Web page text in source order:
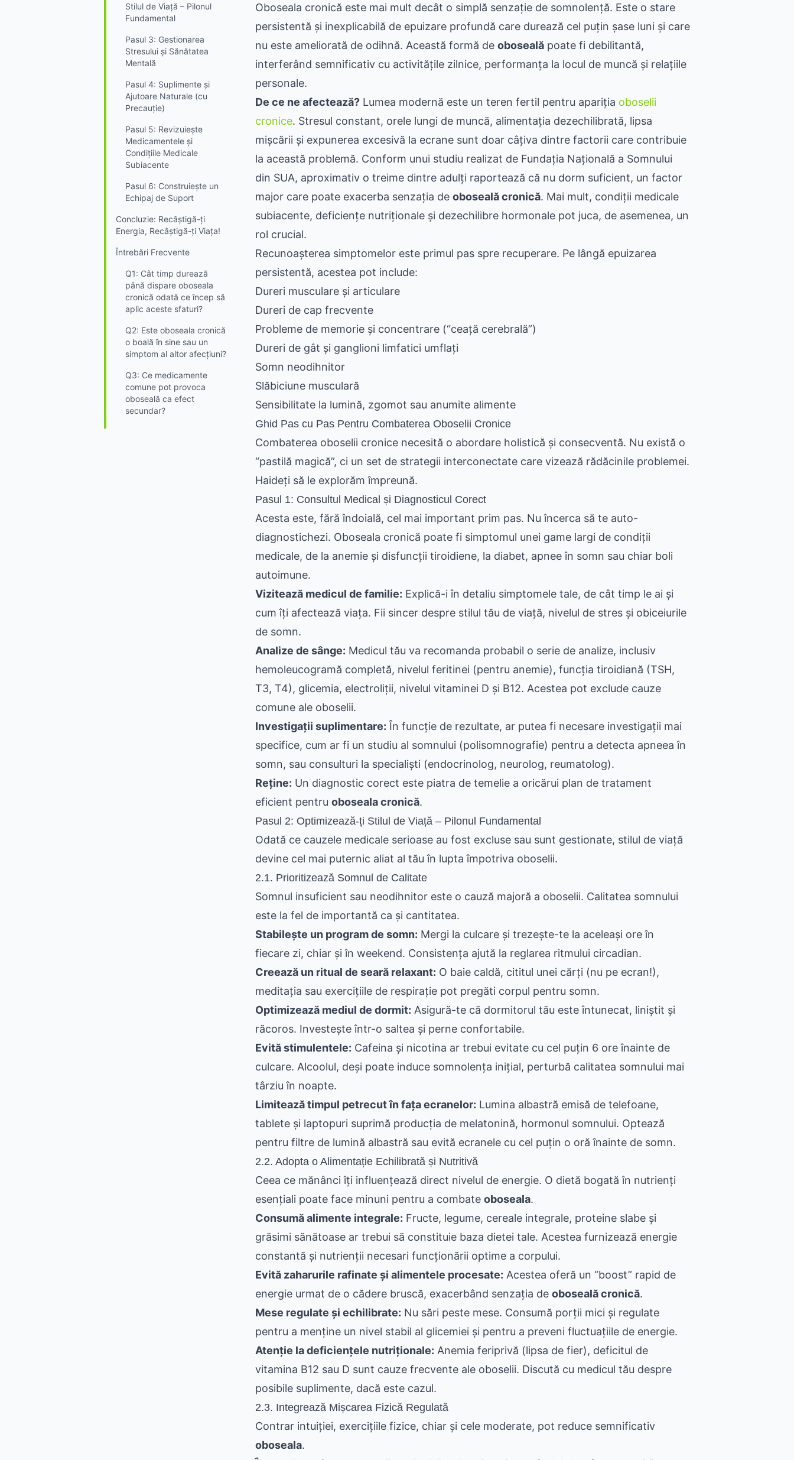
Stilul de Viață – Pilonul
Fundamental
Pasul 3: Gestionarea
Stresului și Sănătatea
Mentală
Pasul 4: Suplimente și
Ajutoare Naturale (cu
Precauție)
Pasul 5: Revizuiește
Medicamentele și
Condițiile Medicale
Subiacente
Pasul 6: Construiește un
Echipaj de Suport
Concluzie: Recâștigă-ți
Energia, Recâștigă-ți Viața!
Întrebări Frecvente
Q1: Cât timp durează
până dispare oboseala
cronică odată ce încep să
aplic aceste sfaturi?
Q2: Este oboseala cronică
o boală în sine sau un
simptom al altor afecțiuni?
Q3: Ce medicamente
comune pot provoca
oboseală ca efect
secundar?
Oboseala cronică este mai mult decât o simplă senzație de somnolență. Este o stare
persistentă și inexplicabilă de epuizare profundă care durează cel puțin șase luni și care
nu este ameliorată de odihnă. Această formă de oboseală poate fi debilitantă,
interferând semnificativ cu activitățile zilnice, performanța la locul de muncă și relațiile
personale.
De ce ne afectează? Lumea modernă este un teren fertil pentru apariția oboselii
cronice. Stresul constant, orele lungi de muncă, alimentația dezechilibrată, lipsa
mișcării și expunerea excesivă la ecrane sunt doar câțiva dintre factorii care contribuie
la această problemă. Conform unui studiu realizat de Fundația Națională a Somnului
din SUA, aproximativ o treime dintre adulți raportează că nu dorm suficient, un factor
major care poate exacerba senzația de oboseală cronică. Mai mult, condiții medicale
subiacente, deficiențe nutriționale și dezechilibre hormonale pot juca, de asemenea, un
rol crucial.
Recunoașterea simptomelor este primul pas spre recuperare. Pe lângă epuizarea
persistentă, acestea pot include:
Dureri musculare și articulare
Dureri de cap frecvente
Probleme de memorie și concentrare (“ceață cerebrală”)
Dureri de gât și ganglioni limfatici umflați
Somn neodihnitor
Slăbiciune musculară
Sensibilitate la lumină, zgomot sau anumite alimente
Ghid Pas cu Pas Pentru Combaterea Oboselii Cronice
Combaterea oboselii cronice necesită o abordare holistică și consecventă. Nu există o
“pastilă magică”, ci un set de strategii interconectate care vizează rădăcinile problemei.
Haideți să le explorăm împreună.
Pasul 1: Consultul Medical și Diagnosticul Corect
Acesta este, fără îndoială, cel mai important prim pas. Nu încerca să te auto-
diagnostichezi. Oboseala cronică poate fi simptomul unei game largi de condiții
medicale, de la anemie și disfuncții tiroidiene, la diabet, apnee în somn sau chiar boli
autoimune.
Vizitează medicul de familie: Explică-i în detaliu simptomele tale, de cât timp le ai și
cum îți afectează viața. Fii sincer despre stilul tău de viață, nivelul de stres și obiceiurile
de somn.
Analize de sânge: Medicul tău va recomanda probabil o serie de analize, inclusiv
hemoleucogramă completă, nivelul feritinei (pentru anemie), funcția tiroidiană (TSH,
T3, T4), glicemia, electroliții, nivelul vitaminei D și B12. Acestea pot exclude cauze
comune ale oboselii.
Investigații suplimentare: În funcție de rezultate, ar putea fi necesare investigații mai
specifice, cum ar fi un studiu al somnului (polisomnografie) pentru a detecta apneea în
somn, sau consulturi la specialiști (endocrinolog, neurolog, reumatolog).
Reține: Un diagnostic corect este piatra de temelie a oricărui plan de tratament
eficient pentru oboseala cronică.
Pasul 2: Optimizează-ți Stilul de Viață – Pilonul Fundamental
Odată ce cauzele medicale serioase au fost excluse sau sunt gestionate, stilul de viață
devine cel mai puternic aliat al tău în lupta împotriva oboselii.
2.1. Prioritizează Somnul de Calitate
Somnul insuficient sau neodihnitor este o cauză majoră a oboselii. Calitatea somnului
este la fel de importantă ca și cantitatea.
Stabilește un program de somn: Mergi la culcare și trezește-te la aceleași ore în
fiecare zi, chiar și în weekend. Consistența ajută la reglarea ritmului circadian.
Creează un ritual de seară relaxant: O baie caldă, cititul unei cărți (nu pe ecran!),
meditația sau exercițiile de respirație pot pregăti corpul pentru somn.
Optimizează mediul de dormit: Asigură-te că dormitorul tău este întunecat, liniștit și
răcoros. Investește într-o saltea și perne confortabile.
Evită stimulentele: Cafeina și nicotina ar trebui evitate cu cel puțin 6 ore înainte de
culcare. Alcoolul, deși poate induce somnolența inițial, perturbă calitatea somnului mai
târziu în noapte.
Limitează timpul petrecut în fața ecranelor: Lumina albastră emisă de telefoane,
tablete și laptopuri suprimă producția de melatonină, hormonul somnului. Optează
pentru filtre de lumină albastră sau evită ecranele cu cel puțin o oră înainte de somn.
2.2. Adopta o Alimentație Echilibrată și Nutritivă
Ceea ce mănânci îți influențează direct nivelul de energie. O dietă bogată în nutrienți
esențiali poate face minuni pentru a combate oboseala.
Consumă alimente integrale: Fructe, legume, cereale integrale, proteine slabe și
grăsimi sănătoase ar trebui să constituie baza dietei tale. Acestea furnizează energie
constantă și nutrienții necesari funcționării optime a corpului.
Evită zaharurile rafinate și alimentele procesate: Acestea oferă un “boost” rapid de
energie urmat de o cădere bruscă, exacerbând senzația de oboseală cronică.
Mese regulate și echilibrate: Nu sări peste mese. Consumă porții mici și regulate
pentru a menține un nivel stabil al glicemiei și pentru a preveni fluctuațiile de energie.
Atenție la deficiențele nutriționale: Anemia feriprivă (lipsa de fier), deficitul de
vitamina B12 sau D sunt cauze frecvente ale oboselii. Discută cu medicul tău despre
posibile suplimente, dacă este cazul.
2.3. Integrează Mișcarea Fizică Regulată
Contrar intuiției, exercițiile fizice, chiar și cele moderate, pot reduce semnificativ
oboseala.